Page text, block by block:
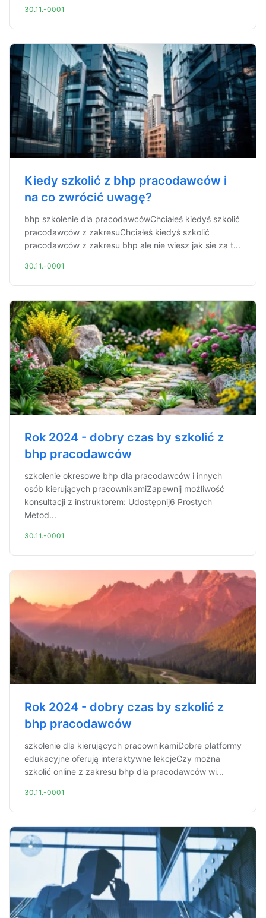
30.11.-0001
Kiedy szkolić z bhp pracodawców i
na co zwrócić uwagę?
bhp szkolenie dla pracodawcówChciałeś kiedyś szkolić
pracodawców z zakresuChciałeś kiedyś szkolić
pracodawców z zakresu bhp ale nie wiesz jak sie za t...
30.11.-0001
Rok 2024 - dobry czas by szkolić z
bhp pracodawców
szkolenie okresowe bhp dla pracodawców i innych
osób kierujących pracownikamiZapewnij możliwość
konsultacji z instruktorem: Udostępnij6 Prostych
Metod...
30.11.-0001
Rok 2024 - dobry czas by szkolić z
bhp pracodawców
szkolenie dla kierujących pracownikamiDobre platformy
edukacyjne oferują interaktywne lekcjeCzy można
szkolić online z zakresu bhp dla pracodawców wi...
30.11.-0001